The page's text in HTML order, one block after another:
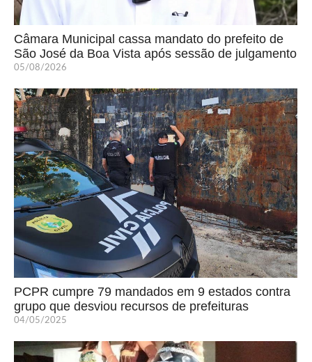
Câmara Municipal cassa mandato do prefeito de
São José da Boa Vista após sessão de julgamento
05/08/2026
PCPR cumpre 79 mandados em 9 estados contra
grupo que desviou recursos de prefeituras
04/05/2025